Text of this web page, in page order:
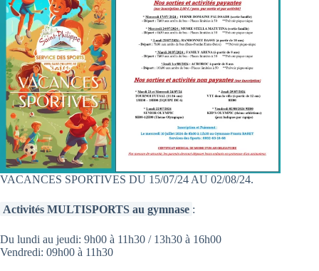
VACANCES SPORTIVES DU 15/07/24 AU 02/08/24.
Activités MULTISPORTS au gymnase :
Du lundi au jeudi: 9h00 à 11h30 / 13h30 à 16h00
Vendredi: 09h00 à 11h30